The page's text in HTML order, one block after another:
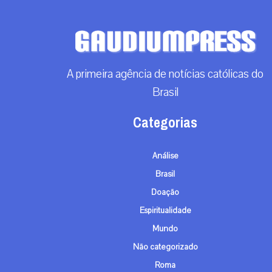
A primeira agência de notícias católicas do
Brasil
Categorias
Análise
Brasil
Doação
Espiritualidade
Mundo
Não categorizado
Roma